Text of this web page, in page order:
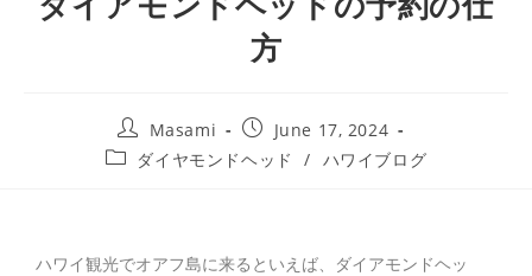
方
Masami
June 17, 2024
ダイヤモンドヘッド
/ ハワイブログ
ハワイ観光でオアフ島に来るといえば、ダイアモンドヘッ